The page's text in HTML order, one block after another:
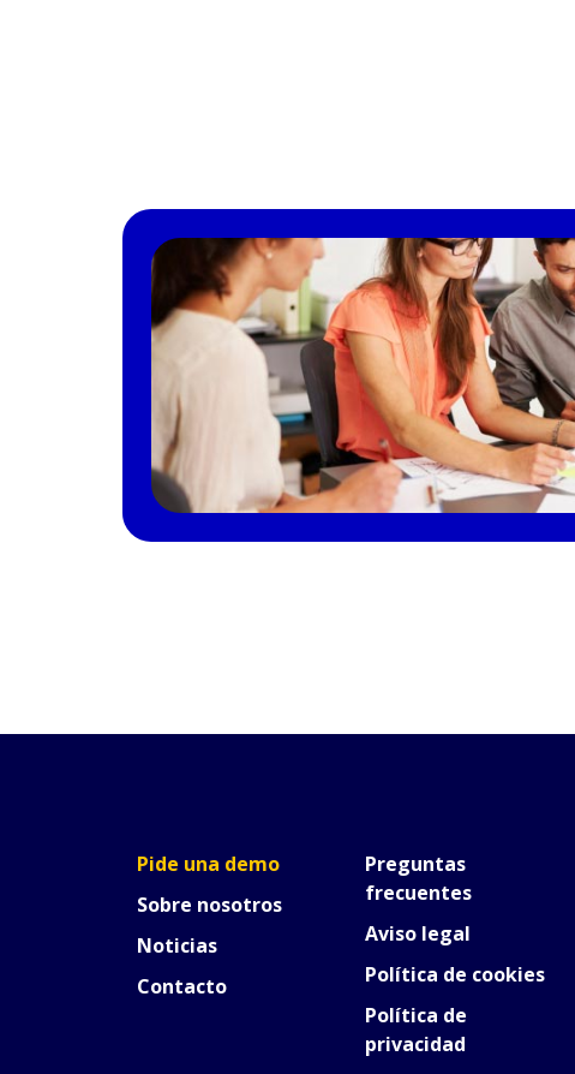
Pide una demo
Sobre nosotros
Noticias
Contacto
Preguntas
frecuentes
Aviso legal
Política de cookies
Política de
privacidad